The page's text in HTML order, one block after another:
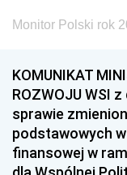
Monitor Polski rok
KOMUNIKAT
ROZWOJU WSI
sprawie
podstawowych
finansowej w